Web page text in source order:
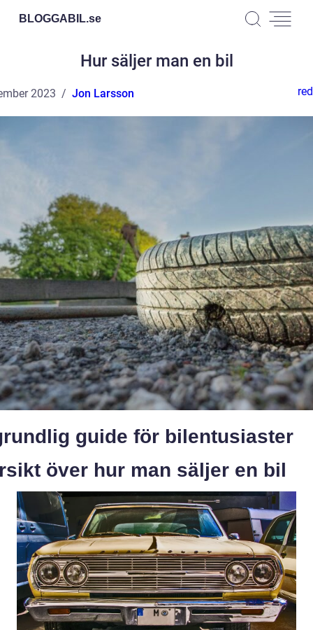
BLOGGABIL.se
Hur säljer man en bil
2023 Jon Larsson
guide för bilentusiaster
över hur man säljer en bil